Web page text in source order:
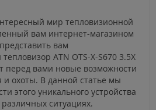
мир тепловизионной
вам интернет-магазином
вам
ATN OTS-X-S670 3.5X
перед вами новые возможности
и охоты. В данной статье мы
этого уникального устройства
ситуациях.